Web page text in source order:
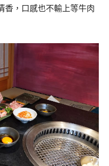
香，口感也不輸上等牛肉